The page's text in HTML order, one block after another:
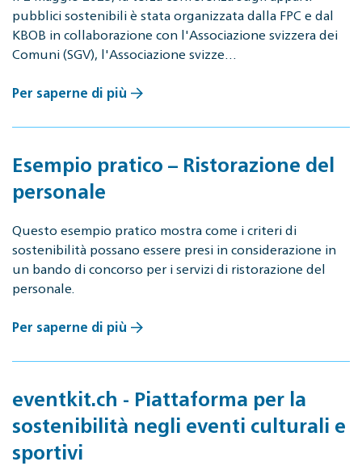
pubblici sostenibili è stata organizzata dalla FPC e dal
KBOB in collaborazione con l'Associazione svizzera dei
Comuni (SGV), l'Associazione svizze…
Per saperne di più
Esempio pratico – Ristorazione del
personale
Questo esempio pratico mostra come i criteri di
sostenibilità possano essere presi in considerazione in
un bando di concorso per i servizi di ristorazione del
personale.
Per saperne di più
eventkit.ch - Piattaforma per la
sostenibilità negli eventi culturali e
sportivi